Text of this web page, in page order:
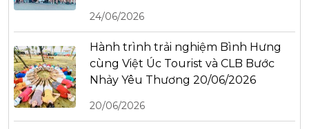
24/06/2026
Hành trình trải nghiệm Bình Hưng
cùng Việt Úc Tourist và CLB Bước
Nhảy Yêu Thương 20/06/2026
20/06/2026